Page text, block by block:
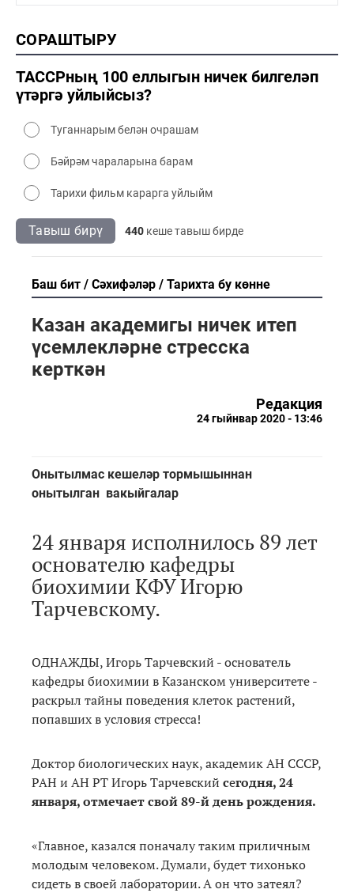
1990-2000 мәдәният
2000 сәнәгать
2000 мәдәният
СОРАШТЫРУ
ТАССРның 100 еллыгын ничек билгеләп
үтәргә уйлыйсыз?
Туганнарым белән очрашам
Бәйрәм чараларына барам
Тарихи фильм карарга уйлыйм
Тавыш бирү 440 кеше тавыш бирде
Баш бит Сәхифәләр Тарихта бу көнне
Казан академигы ничек итеп
үсемлекләрне стресска
керткән
Редакция
24 гыйнвар 2020 - 13:46
Онытылмас кешеләр тормышыннан
онытылган вакыйгалар
24 января исполнилось 89 лет
основателю кафедры
биохимии КФУ Игорю
Тарчевскому.
ОДНАЖДЫ, Игорь Тарчевский - основатель
кафедры биохимии в Казанском университете -
раскрыл тайны поведения клеток растений,
попавших в условия стресса!
Доктор биологических наук, академик АН СССР,
РАН и АН РТ Игорь Тарчевский сегодня, 24
января, отмечает свой 89-й день рождения.
«Главное, казался поначалу таким приличным
молодым человеком. Думали, будет тихонько
сидеть в своей лаборатории. А он что затеял?